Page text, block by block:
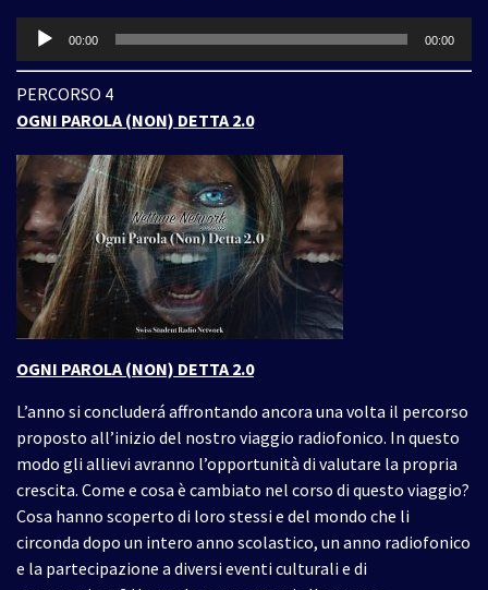
Audio
Player
00:00 00:00
PERCORSO 4
OGNI PAROLA (NON) DETTA 2.0
OGNI PAROLA (NON) DETTA 2.0
L’anno si concluderá affrontando ancora una volta il percorso
proposto all’inizio del nostro viaggio radiofonico. In questo
modo gli allievi avranno l’opportunità di valutare la propria
crescita. Come e cosa è cambiato nel corso di questo viaggio?
Cosa hanno scoperto di loro stessi e del mondo che li
circonda dopo un intero anno scolastico, un anno radiofonico
e la partecipazione a diversi eventi culturali e di